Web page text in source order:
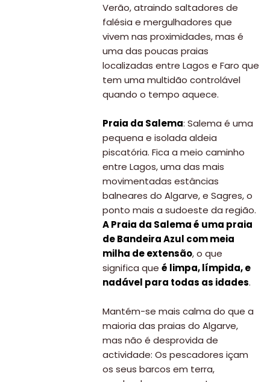
Verão, atraindo saltadores de
falésia e mergulhadores que
vivem nas proximidades, mas é
uma das poucas praias
localizadas entre Lagos e Faro que
tem uma multidão controlável
quando o tempo aquece.
Praia da Salema: Salema é uma
pequena e isolada aldeia
piscatória. Fica a meio caminho
entre Lagos, uma das mais
movimentadas estâncias
balneares do Algarve, e Sagres, o
ponto mais a sudoeste da região.
A Praia da Salema é uma praia
de Bandeira Azul com meia
milha de extensão, o que
significa que é limpa, límpida, e
nadável para todas as idades.
Mantém-se mais calma do que a
maioria das praias do Algarve,
mas não é desprovida de
actividade: Os pescadores içam
os seus barcos em terra,